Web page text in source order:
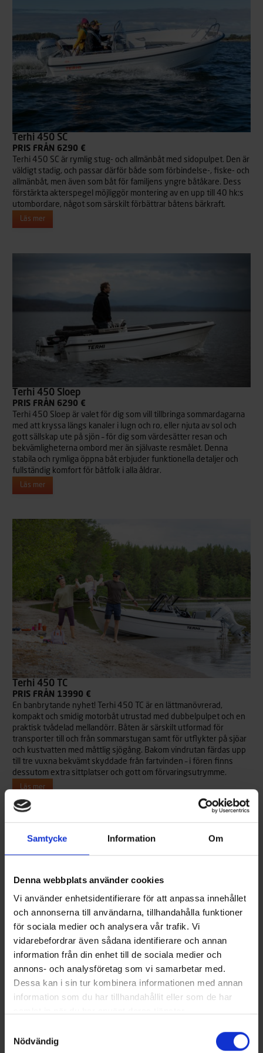
Samtycke Information Om
Denna webbplats använder cookies
Vi använder enhetsidentifierare för att anpassa innehållet
och annonserna till användarna, tillhandahålla funktioner
för sociala medier och analysera vår trafik. Vi
vidarebefordrar även sådana identifierare och annan
information från din enhet till de sociala medier och
annons- och analysföretag som vi samarbetar med.
Dessa kan i sin tur kombinera informationen med annan
information som du har tillhandahållit eller som de har
Nödvändig
Terhi 450 SC
PRIS FRÅN 6290 €
Terhi 450 SC är rymlig stug- och allmänbåt med sidopulpet. Den är
väldigt stadig, och passar därför både som förbindelse-, fiske- och
allmänbåt, men även som båt för familjens yngre båtåkare. Dess
förstärkta akterspegel möjliggör montering av en upp till 40 hk:s
utombordare, något som särskilt förbättrar båtens bärkraft.
Läs mer
Terhi 450 Sloep
PRIS FRÅN 6290 €
Terhi 450 Sloep är valet för dig som vill tillbringa sommardagarna
med att kryssa längs kanaler i lugn och ro, eller njuta av sol och
gott sällskap ute på sjön – för dig som värdesätter resan och
bekvämligheterna ombord mer än självaste resmålet. Denna
stabila och rymliga öppna båt erbjuder funktionella detaljer och
fullständig komfort för båtfolk i alla åldrar.
Läs mer
Terhi 450 TC
PRIS FRÅN 13990 €
En banbrytande nyhet! Terhi 450 TC är en lättmanövrerad,
kompakt och smidig motorbåt utrustad med dubbelpulpet och en
praktisk tvådelad mellandörr. Båten är särskilt utformad för
transporter till och från sommarstugan samt för utflykter på sjöar
och kustvatten med måttlig sjögång. Bakom vindrutan färdas upp
till tre vuxna bekvämt skyddade från fartvinden – i fören finns
dessutom extra sittplatser och gott om förvaringsutrymme.
Läs mer
Terhi 480 BR
PRIS FRÅN 16490 €
Terhi 480 BR är en fräsch vit Bow Rider med elegant interiör.
Båtens skyddande vindruta garanterar en god sikt då den är
standardutrustning hör en mellandörr som tillsammans med
att få ett akterkapell som skyddar passagerarna från stänk och
regn. Kapellet kan enkelt vikas undan i kapellgaraget som finns